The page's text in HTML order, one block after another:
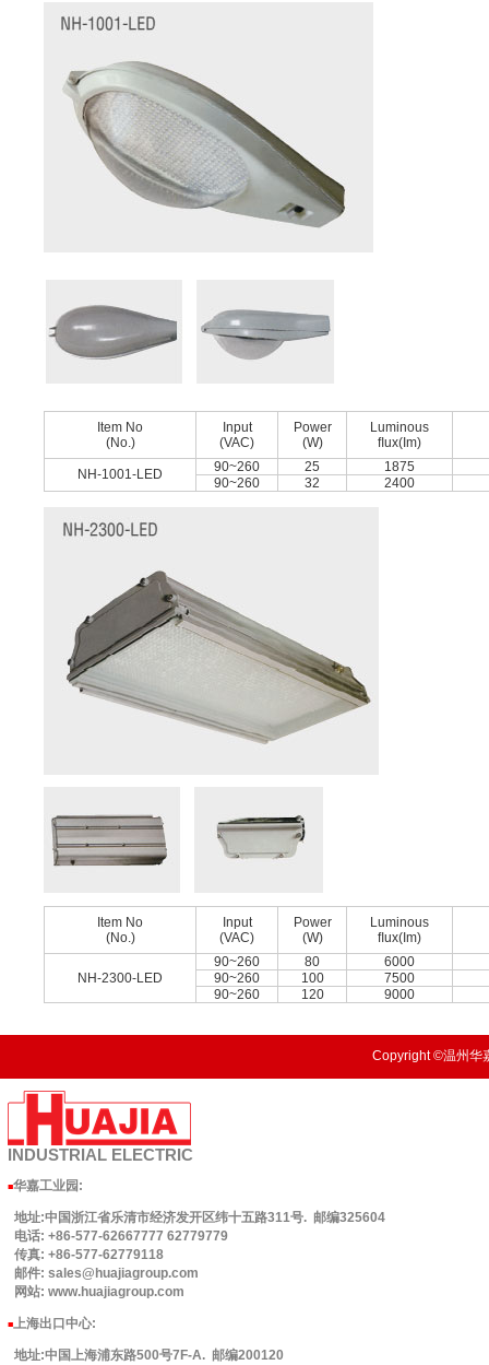
Item No
(No.)
Input
(VAC)
Power
(W)
Luminous
ﬂux(Im)
NH-1001-LED 90~260 25
1875
90~260
32 2400
Item No
(No.)
Input
(VAC)
Power
(W)
Luminous
ﬂux(Im)
NH-2300-LED
90~260 80
6000
90~260
100
7500
90~260
120 9000
Copyright ©温州华
INDUSTRIAL ELECTRIC
■华嘉工业园 :
地址:中国浙江省乐清市经济发开区纬十五路311号. 邮编325604
电话: +86-577-62667777 62779779
传真: +86-577-62779118
邮件: sales@huajiagroup.com
网站: www.huajiagroup.com
■上海出口中心:
地址:中国上海浦东路500号7F-A. 邮编200120